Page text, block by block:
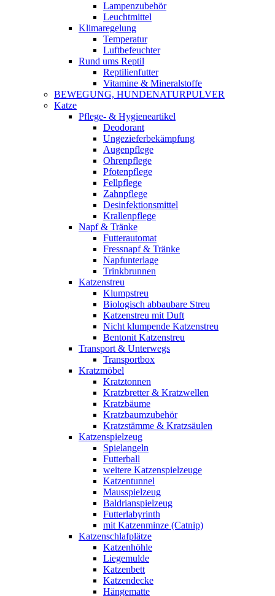
Lampenzubehör
Leuchtmittel
Klimaregelung
Temperatur
Luftbefeuchter
Rund ums Reptil
Reptilienfutter
Vitamine & Mineralstoffe
BEWEGUNG, HUNDENATURPULVER
Katze
Pflege- & Hygieneartikel
Deodorant
Ungezieferbekämpfung
Augenpflege
Ohrenpflege
Pfotenpflege
Fellpflege
Zahnpflege
Desinfektionsmittel
Krallenpflege
Napf & Tränke
Futterautomat
Fressnapf & Tränke
Napfunterlage
Trinkbrunnen
Katzenstreu
Klumpstreu
Biologisch abbaubare Streu
Katzenstreu mit Duft
Nicht klumpende Katzenstreu
Bentonit Katzenstreu
Transport & Unterwegs
Transportbox
Kratzmöbel
Kratztonnen
Kratzbretter & Kratzwellen
Kratzbäume
Kratzbaumzubehör
Kratzstämme & Kratzsäulen
Katzenspielzeug
Spielangeln
Futterball
weitere Katzenspielzeuge
Katzentunnel
Mausspielzeug
Baldrianspielzeug
Futterlabyrinth
mit Katzenminze (Catnip)
Katzenschlafplätze
Katzenhöhle
Liegemulde
Katzenbett
Katzendecke
Hängematte